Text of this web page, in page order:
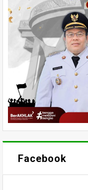
Facebook